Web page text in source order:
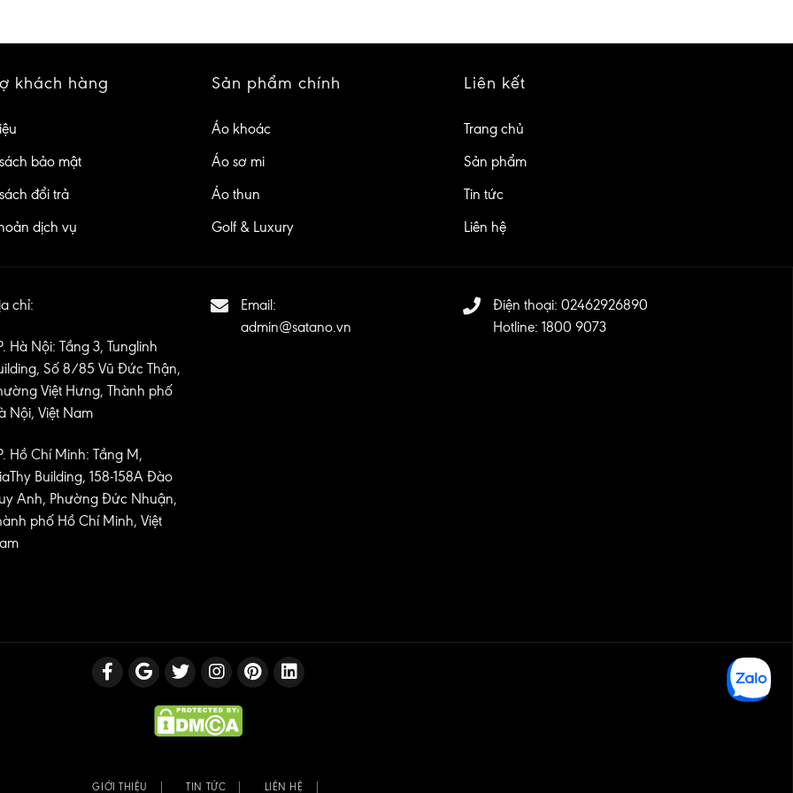
khách hàng
bảo mật
đổi trả
dịch vụ
Sản phẩm chính
Áo khoác
Áo sơ mi
Áo thun
Golf & Luxury
Liên kết
Trang chủ
Sản phẩm
Tin tức
Liên hệ
chỉ:
Hà Nội: Tầng 3, Tunglinh
Số 8/85 Vũ Đức Thận,
Việt Hưng, Thành phố
Nội, Việt Nam
Hồ Chí Minh: Tầng M,
Building, 158-158A Đào
Anh, Phường Đức Nhuận,
phố Hồ Chí Minh, Việt
Email:
admin@satano.vn
Điện thoại: 02462926890
Hotline: 1800 9073
GIỚI THIỆU TIN TỨC LIÊN HỆ